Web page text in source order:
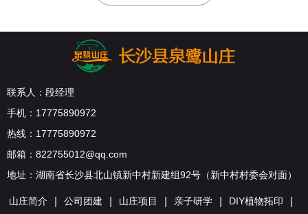
联系人：段经理
手机：17775890972
热线：17775890972
邮箱：822755012@qq.com
地址：湖南省长沙县北山镇新中村新建组92号（新中村村委会对面）
山庄简介 公司团建 山庄项目 亲子研学 DIY植物拓印